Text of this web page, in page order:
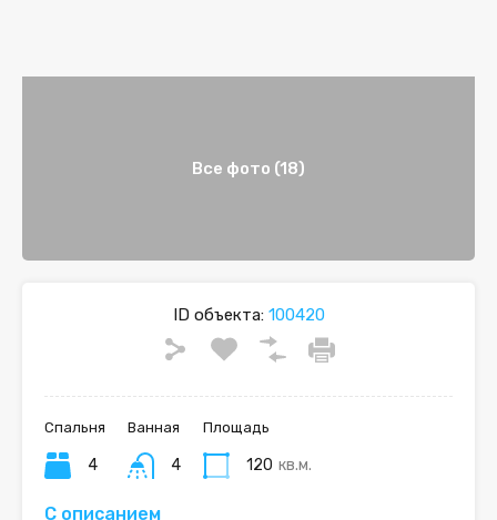
Все фото (18)
ID объекта:100420
Спальня
4
Ванная
4
Площадь
120 кв.м.
С описанием